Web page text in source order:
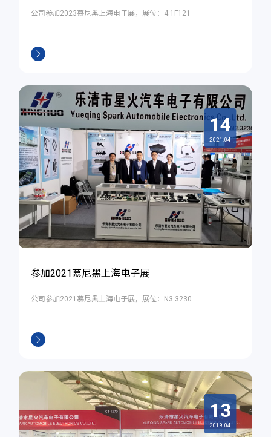
公司参加2023慕尼黑上海电子展，展位：4.1F121
14
2021.04
参加2021慕尼黑上海电子展
公司参加2021慕尼黑上海电子展，展位：N3.3230
13
2019.04